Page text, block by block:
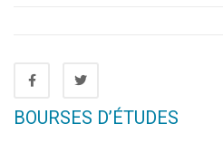
BOURSES D’ÉTUDES